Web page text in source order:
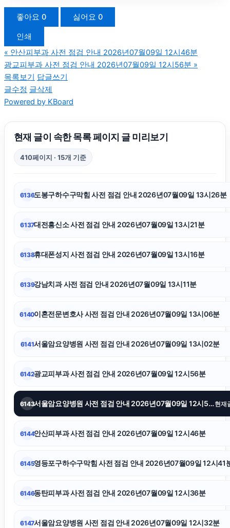
서울이혼변호사
이혼재산분할
서초이혼변호사
인천탐정사무소
재산분할소송
좋아요 0 싫어요 0
인쇄
« 안산피부과 사전 점검 안내 2026년07월09일 12시46분
광교피부과 사전 점검 안내 2026년07월09일 12시56분 »
목록보기 답글쓰기
글수정 글삭제
Powered by KBoard
현재 글이 속한 목록 페이지 글 미리보기
410페이지 · 15개 기준
6136도봉구하수구막힘 사전 점검 안내 2026년07월09일 13시26분
6137대전흥신소 사전 점검 안내 2026년07월09일 13시21분
6138휴대폰성지 사전 점검 안내 2026년07월09일 13시16분
6139강남치과 사전 점검 안내 2026년07월09일 13시11분
6140이혼전문변호사 사전 점검 안내 2026년07월09일 13시06분
6141서울암요양병원 사전 점검 안내 2026년07월09일 13시02분
6142광교피부과 사전 점검 안내 2026년07월09일 12시56분
6143 서울암요양병원 사전 점검 안내 2026년07월09일 12시52분현재
6144안산피부과 사전 점검 안내 2026년07월09일 12시46분
6145영등포구하수구막힘 사전 점검 안내 2026년07월09일 12시41
6146동탄피부과 사전 점검 안내 2026년07월09일 12시36분
6147서울암요양병원 사전 점검 안내 2026년07월09일 12시32분